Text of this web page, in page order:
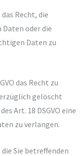
Recht, die
oder die
Daten zu
das Recht zu
gelöscht
Art. 18 DSGVO eine
zu verlangen.
Sie betreffenden